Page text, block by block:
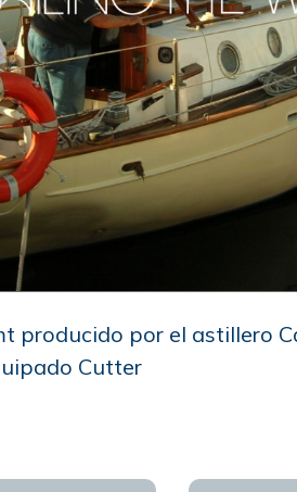
producido por el astillero
Cutter